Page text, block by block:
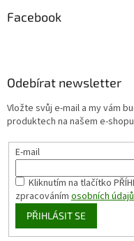
Facebook
Odebírat newsletter
Vložte svůj e-mail a my vám
produktech na našem e-
E-mail
Kliknutím na tlačítko
zpracovánímosobních údajů
PŘIHLÁSIT SE